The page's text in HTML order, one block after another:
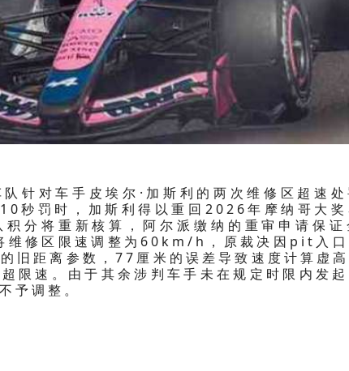
队针对车手皮埃尔·加斯利的两次维修区超速处
秒罚时，加斯利得以重回2026年摩纳哥大奖
分将重新核算，阿尔派缴纳的重审申请保证
维修区限速调整为60km/h，原裁决因pit入口
旧距离参数，77厘米的误差导致速度计算虚
限速。由于其余涉判车手未在规定时限内发
予调整。